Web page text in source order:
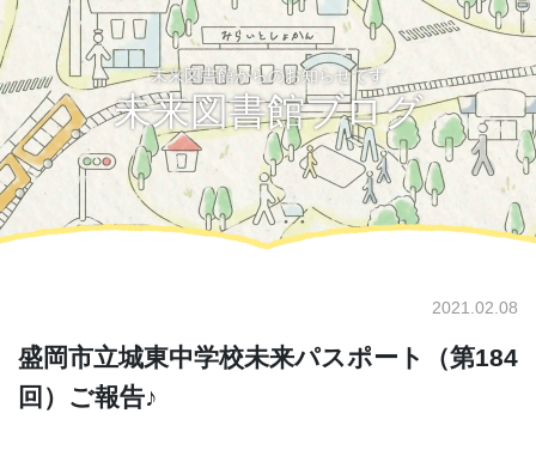
未来図書館からのお知らせです
未来図書館ブログ
2021.02.08
盛岡市立城東中学校未来パスポート（第184
回）ご報告♪